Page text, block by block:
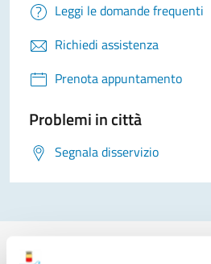
Leggi le domande frequenti
Richiedi assistenza
Prenota appuntamento
Problemi in città
Segnala disservizio